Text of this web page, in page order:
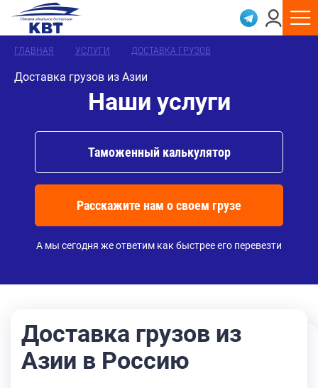
ГЛАВНАЯ УСЛУГИ ДОСТАВКА ГРУЗОВ
Доставка грузов из Азии
Наши услуги
Таможенный калькулятор
Расскажите нам о своем грузе
А мы сегодня же ответим как быстрее его перевезти
Доставка грузов из
Азии в Россию